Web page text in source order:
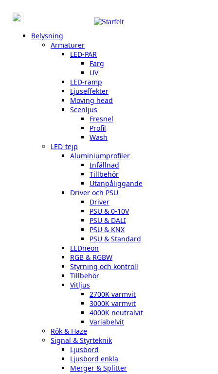
Belysning
Armaturer
LED-PAR
Färg
UV
LED-ramp
Ljuseffekter
Moving head
Scenljus
Fresnel
Profil
Wash
LED-tejp
Aluminiumprofiler
Infällnad
Tillbehör
Utanpåliggande
Driver och PSU
Driver
PSU & 0-10V
PSU & DALI
PSU & KNX
PSU & Standard
LEDneon
RGB & RGBW
Styrning och kontroll
Tillbehör
Vitljus
2700K varmvit
3000K varmvit
4000K neutralvit
Variabelvit
Rök & Haze
Signal & Styrteknik
Ljusbord
Ljusbord enkla
Merger & Splitter